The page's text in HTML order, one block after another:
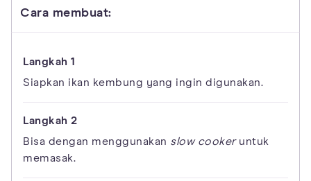
Cara membuat:
Siapkan ikan kembung yang ingin digunakan.
Bisa dengan menggunakan slow cookeruntuk
memasak.